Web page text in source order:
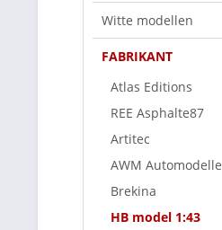
Witte modellen
FABRIKANT
Atlas Editions
REE Asphalte87
Artitec
AWM Automodelle
Brekina
HB model 1:43